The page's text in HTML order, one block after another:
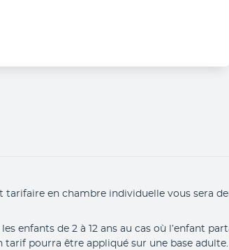
tarifaire en chambre individuelle vous sera
enfants de 2 à 12 ans au cas où l’enfant
tarif pourra être appliqué sur une base